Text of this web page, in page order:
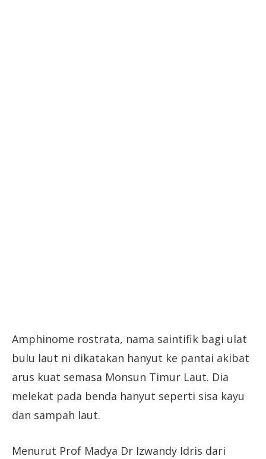
Amphinome rostrata, nama saintifik bagi ulat
bulu laut ni dikatakan hanyut ke pantai akibat
arus kuat semasa Monsun Timur Laut. Dia
melekat pada benda hanyut seperti sisa kayu
dan sampah laut.
Menurut Prof Madya Dr Izwandy Idris dari